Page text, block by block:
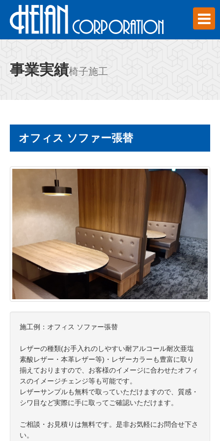
事業実績椅子施工
オフィス ソファー張替
施工例：オフィス ソファー張替
レザーの種類(お手入れのしやすい耐アルコール耐次亜塩
素酸レザー・本革レザー等)・レザーカラーも豊富に取り
揃えておりますので、お客様のイメージに合わせたオフィ
スのイメージチェンジ等も可能です。
レザーサンプルも無料で取っていただけますので、質感・
シワ目など実際に手に取ってご確認いただけます。
ご相談・お見積りは無料です。是非お気軽にお問合せ下さ
い。